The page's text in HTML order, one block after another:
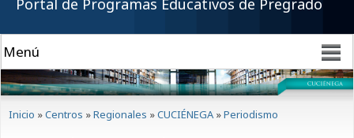
Portal de Programas Educativos de Pregrado
Inicio »Centros »Regionales »CUCIÉNEGA »Periodismo